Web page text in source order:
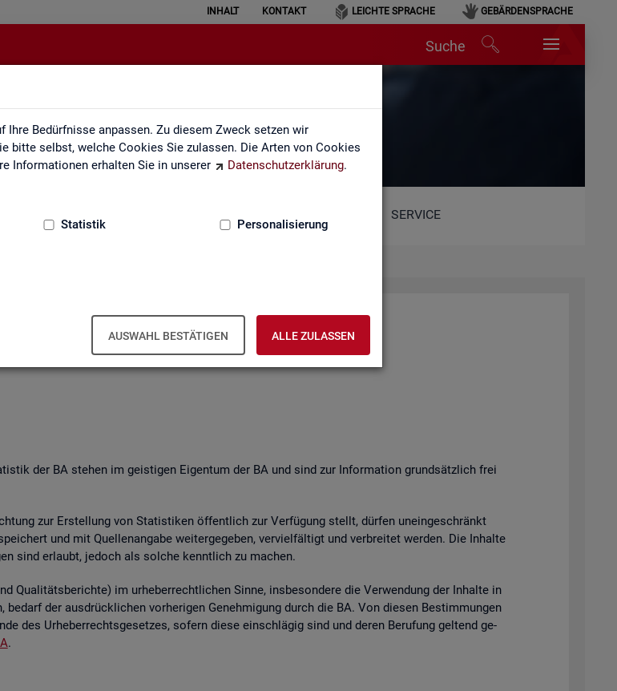
Ihre Bedürfnisse anpassen. Zu diesem Zweck setzen wir
bitte selbst, welche Cookies Sie zulassen. Die Arten von Cookies
Informationen erhalten Sie in unserer
Datenschutzerklärung.
Statistik Personalisierung
AUSWAHL BESTÄTIGEN ALLE ZULASSEN
INHALT KONTAKT LEICHTE SPRACHE GEBÄRDENSPRACHE
Suche
Impressum
SERVICE
der Bun­des­agen­tur für Ar­beit (BA)
der BA ste­hen im geis­ti­gen Ei­gen­tum der BA und sind zur In­for­ma­ti­on grund­sätz­lich frei
zur Er­stel­lung von Sta­tis­ti­ken öf­fent­lich zur Ver­fü­gung stellt, dür­fen un­ein­ge­schränkt
und mit Quel­len­an­ga­be wei­ter­ge­ge­ben, ver­viel­fäl­tigt und ver­brei­tet wer­den. Die In­hal­te
sind er­laubt, je­doch als sol­che kennt­lich zu ma­chen.
Qua­li­täts­be­rich­te) im ur­he­ber­recht­li­chen Sinne, ins­be­son­de­re die Ver­wen­dung der In­hal­te in
der aus­drück­li­chen vor­he­ri­gen Ge­neh­mi­gung durch die BA. Von die­sen Be­stim­mun­gen
des Ur­he­ber­rechts­ge­set­zes, so­fern diese ein­schlä­gig sind und deren Be­ru­fung gel­tend ge­
.